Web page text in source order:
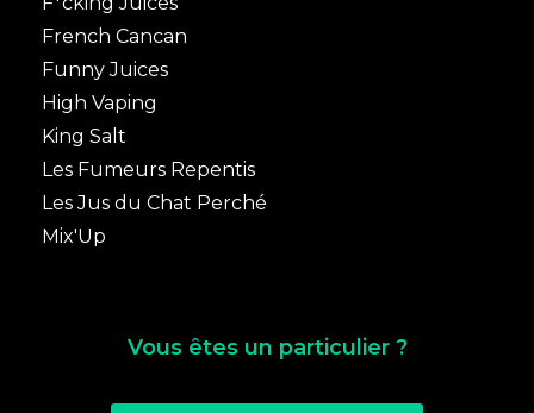
French Cancan
Funny Juices
High Vaping
King Salt
Les Fumeurs Repentis
Les Jus du Chat Perché
Mix'Up
Vous êtes un particulier ?